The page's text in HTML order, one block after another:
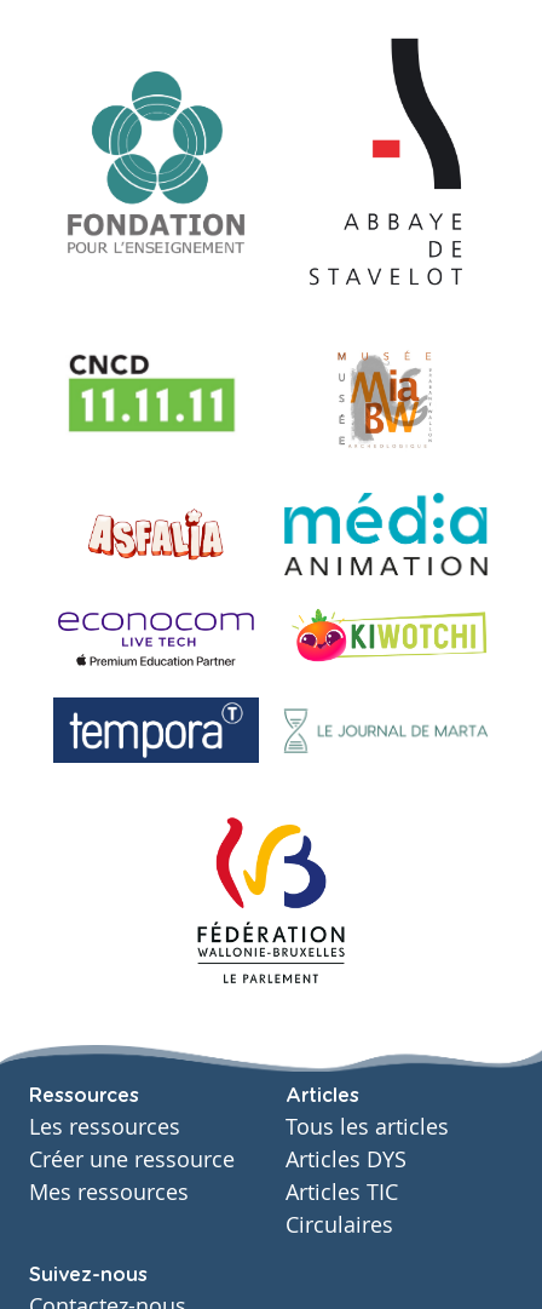
Ressources
Les ressources
Créer une ressource
Mes ressources
Articles
Tous les articles
Articles DYS
Articles TIC
Circulaires
Suivez-nous